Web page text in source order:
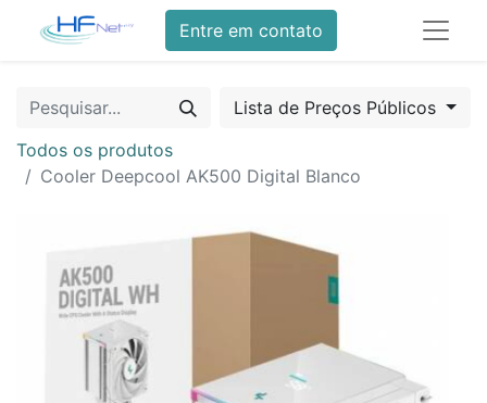
Entre em contato
Lista de Preços Públicos
Todos os produtos
Cooler Deepcool AK500 Digital Blanco